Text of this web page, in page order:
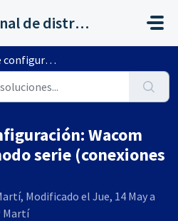
Servicios al canal de distribución de AHORA
540 en modo serie (con...
Wacom
serie (conexiones
Modificado el Jue, 14 May a
Martí